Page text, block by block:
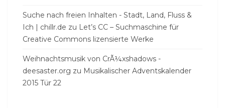
Suche nach freien Inhalten - Stadt, Land, Fluss &
Ich | chillr.de zu Let’s CC – Suchmaschine für
Creative Commons lizensierte Werke
Weihnachtsmusik von CrÃ¼xshadows -
deesaster.org zu Musikalischer Adventskalender
2015 Tür 22